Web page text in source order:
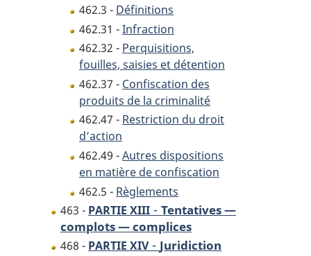
462.3 - Définitions
462.31 -Infraction
462.32 - Perquisitions,
fouilles, saisies et détention
462.37 - Confiscation des
produits de la criminalité
462.47 - Restriction du droit
d’action
462.49 -Autres dispositions
en matière de confiscation
462.5 - Règlements
463 - PARTIE XIII - Tentatives —
complots — complices
468 - PARTIE XIV- Juridiction